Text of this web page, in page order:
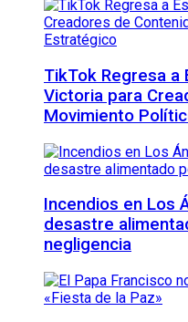
TikTok Regresa a
Victoria para
Movimiento
Incendios en Los
desastre
negligencia